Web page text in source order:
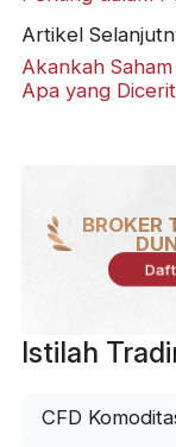
Artikel
Akankah
Apa yang
BROKER
Istilah
CFD